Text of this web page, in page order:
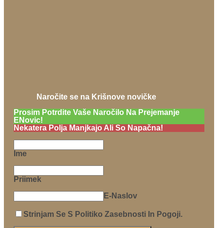
Naročite se na Krišnove novičke
Prosim Potrdite Vaše Naročilo Na Prejemanje
ENovic!
Nekatera Polja Manjkajo Ali So Napačna!
Ime
Priimek
E-Naslov
Strinjam Se S Politiko Zasebnosti In Pogoji.